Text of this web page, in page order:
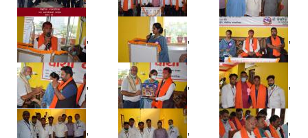
, , ,
, , ,
, , ,